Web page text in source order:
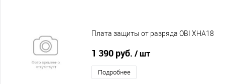
Плата защиты от разряда OBI XHA18
1 390 руб. / шт
Подробнее